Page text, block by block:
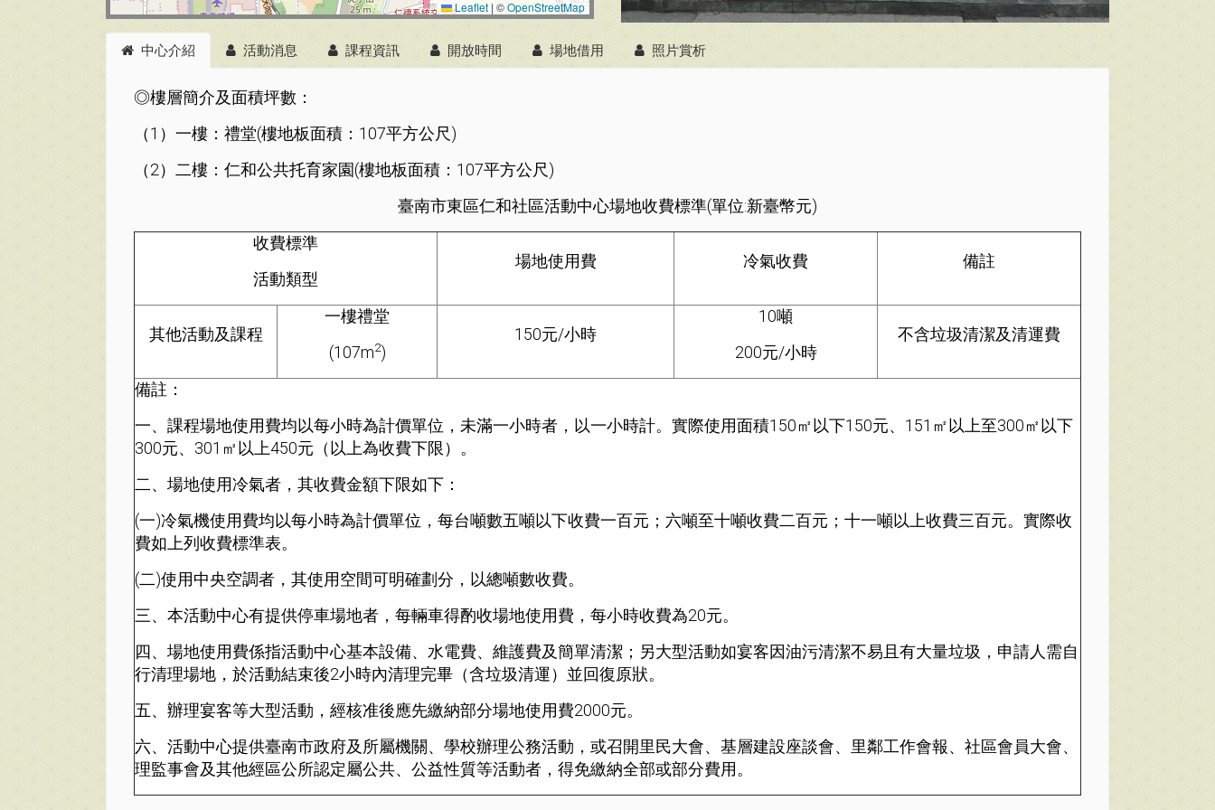
Leaflet | ©OpenStreetMap
中心介紹 活動消息 課程資訊 開放時間 場地借用 照片賞析
◎樓層簡介及面積坪數：
（1）一樓：禮堂(樓地板面積：107平方公尺)
（2）二樓：仁和公共托育家園(樓地板面積：107平方公尺)
臺南市東區仁和社區活動中心場地收費標準(單位:新臺幣元)
收費標準
活動類型
場地使用費 冷氣收費 備註
其他活動及課程
一樓禮堂
(107m2)
150元/小時
10噸
200元/小時
不含垃圾清潔及清運費
備註：
一、課程場地使用費均以每小時為計價單位，未滿一小時者，以一小時計。實際使用面積150㎡以下150元、151㎡以上至300㎡以下
300元、301㎡以上450元（以上為收費下限）。
二、場地使用冷氣者，其收費金額下限如下：
(一)冷氣機使用費均以每小時為計價單位，每台噸數五噸以下收費一百元；六噸至十噸收費二百元；十一噸以上收費三百元。實際收
費如上列收費標準表。
(二)使用中央空調者，其使用空間可明確劃分，以總噸數收費。
三、本活動中心有提供停車場地者，每輛車得酌收場地使用費，每小時收費為20元。
四、場地使用費係指活動中心基本設備、水電費、維護費及簡單清潔；另大型活動如宴客因油污清潔不易且有大量垃圾，申請人需自
行清理場地，於活動結束後2小時內清理完畢（含垃圾清運）並回復原狀。
五、辦理宴客等大型活動，經核准後應先繳納部分場地使用費2000元。
六、活動中心提供臺南市政府及所屬機關、學校辦理公務活動，或召開里民大會、基層建設座談會、里鄰工作會報、社區會員大會、
理監事會及其他經區公所認定屬公共、公益性質等活動者，得免繳納全部或部分費用。